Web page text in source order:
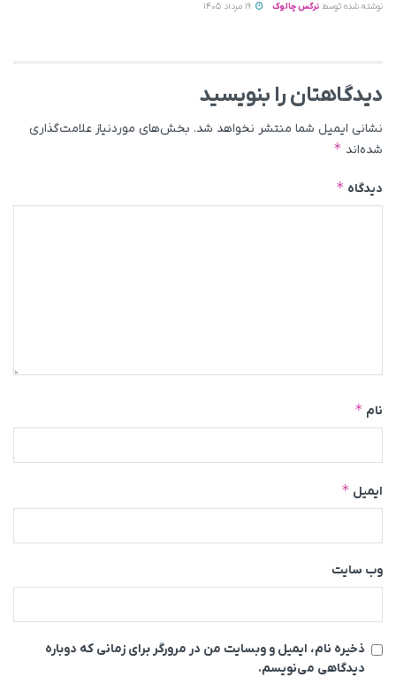
نوشته شده توسط نرگس چالوک
دیدگاهتان را بنویسید
نشانی ایمیل شما منتشر نخواهد شد. بخش‌های موردنیاز علامت‌گذاری
شده‌اند *
دیدگاه *
نام *
ایمیل *
وب‌ سایت
ذخیره نام، ایمیل و وبسایت من در مرورگر برای زمانی که دوباره
دیدگاهی می‌نویسم.